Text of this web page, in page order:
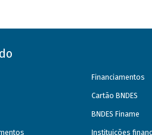
Financiamentos
Cartão BNDES
BNDES Finame
Instituições